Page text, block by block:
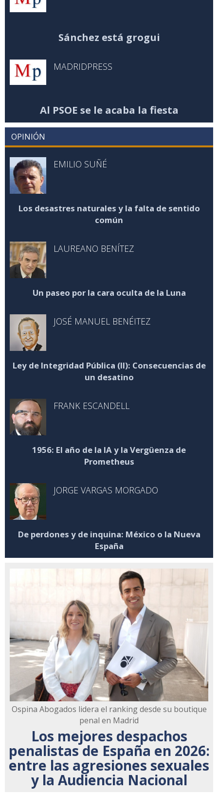
Sánchez está grogui
MADRIDPRESS
Al PSOE se le acaba la fiesta
OPINIÓN
EMILIO SUÑÉ
Los desastres naturales y la falta de sentido
común
LAUREANO BENÍTEZ
Un paseo por la cara oculta de la Luna
JOSÉ MANUEL BENÉITEZ
Ley de Integridad Pública (II): Consecuencias de
un desatino
FRANK ESCANDELL
1956: El año de la IA y la Vergüenza de
Prometheus
JORGE VARGAS MORGADO
De perdones y de inquina: México o la Nueva
España
Ospina Abogados lidera el ranking desde su boutique
penal en Madrid
Los mejores despachos
penalistas de España en 2026:
entre las agresiones sexuales
y la Audiencia Nacional